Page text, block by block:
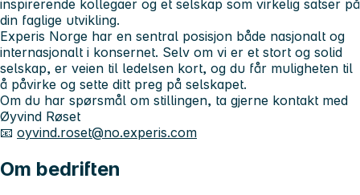
inspirerende kollegaer og et selskap som virkelig satser på
din faglige utvikling.
Experis Norge har en sentral posisjon både nasjonalt og
internasjonalt i konsernet. Selv om vi er et stort og solid
selskap, er veien til ledelsen kort, og du får muligheten til
å påvirke og sette ditt preg på selskapet.
Om du har spørsmål om stillingen, ta gjerne kontakt med
Øyvind Røset
📧 oyvind.roset@no.experis.com
Om bedriften